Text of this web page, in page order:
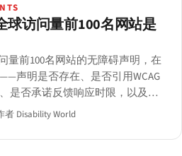
球访问量前100名网站是
量前100名网站的无障碍声明，在
声明是否存在、是否引用WCAG
是否承诺反馈响应时限，以及声
之间的差距。
者 Disability World